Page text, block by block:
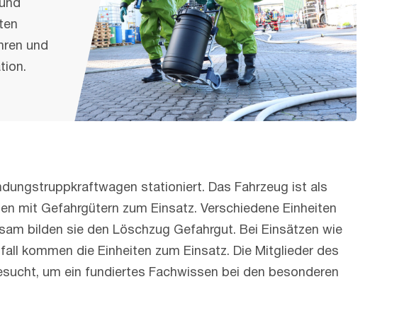
und
stationiert. Das Fahrzeug ist als
mit Gefahrgütern zum Einsatz. Verschiedene Einheiten
bilden sie den Löschzug Gefahrgut. Bei Einsätzen wie
kommen die Einheiten zum Einsatz. Die Mitglieder des
um ein fundiertes Fachwissen bei den besonderen